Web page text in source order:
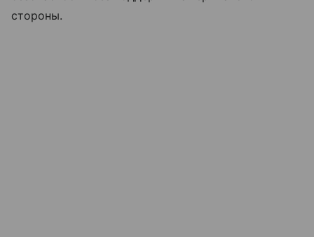
стороны.